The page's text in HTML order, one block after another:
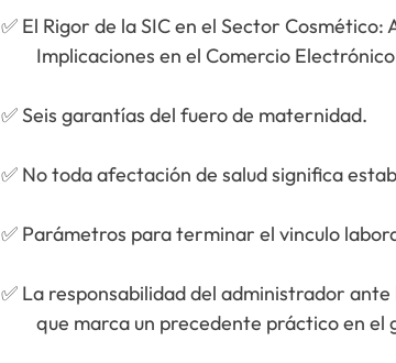
✅
Implicaciones en el Comercio
✅ Seis garantías del fuero de maternidad.
✅ No toda afectación de salud significa
✅ Parámetros para terminar el vinculo
✅ La responsabilidad del administrador
que marca un precedente práctico